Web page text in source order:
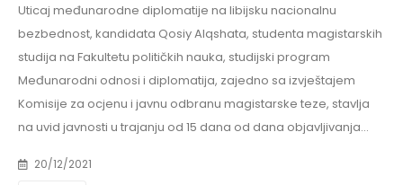
Uticaj međunarodne diplomatije na libijsku nacionalnu
bezbednost, kandidata Qosiy Alqshata, studenta magistarskih
studija na Fakultetu političkih nauka, studijski program
Međunarodni odnosi i diplomatija, zajedno sa izvještajem
Komisije za ocjenu i javnu odbranu magistarske teze, stavlja
na uvid javnosti u trajanju od 15 dana od dana objavljivanja...
20/12/2021